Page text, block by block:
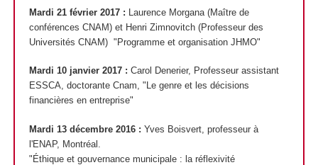
Mardi 21 février 2017 : Laurence Morgana (Maître de
conférences CNAM) et Henri Zimnovitch (Professeur des
Universités CNAM) "Programme et organisation JHMO"
Mardi 10 janvier 2017 : Carol Denerier, Professeur assistant
ESSCA, doctorante Cnam, "Le genre et les décisions
financières en entreprise"
Mardi 13 décembre 2016 : Yves Boisvert, professeur à
l'ENAP, Montréal.
"Éthique et gouvernance municipale : la réflexivité